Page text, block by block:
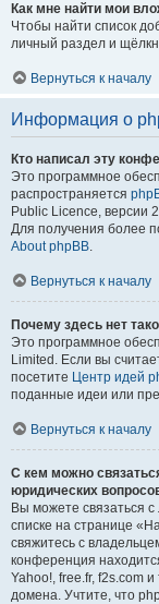
Как мне найти мои
Чтобы найти список
личный раздел и
Вернуться к началу
Информация о
Кто написал эту
Это программное
распространяется
Public Licence, версии
Для получения более
About phpBB.
Вернуться к началу
Почему здесь нет
Это программное
Limited. Если вы
посетите Центр идей
поданные идеи или
Вернуться к началу
С кем можно
юридических
Вы можете связаться
списке на странице
свяжитесь с
конференция
Yahoo!, free.fr, f2s.com
домена. Учтите, что